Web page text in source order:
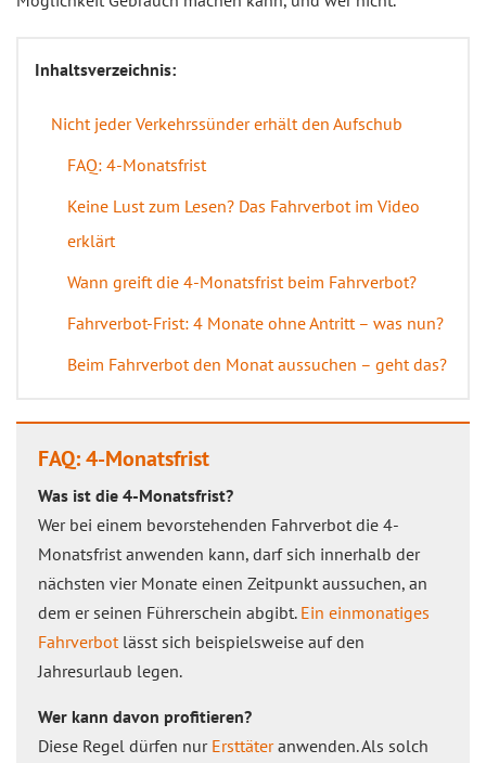
Inhaltsverzeichnis:
Nicht jeder Verkehrssünder erhält den Aufschub
FAQ: 4-Monatsfrist
Keine Lust zum Lesen? Das Fahrverbot im Video
erklärt
Wann greift die 4-Monatsfrist beim Fahrverbot?
Fahrverbot-Frist: 4 Monate ohne Antritt – was nun?
Beim Fahrverbot den Monat aussuchen – geht das?
FAQ: 4-Monatsfrist
Was ist die 4-Monatsfrist?
Wer bei einem bevorstehenden Fahrverbot die 4-
Monatsfrist anwenden kann, darf sich innerhalb der
nächsten vier Monate einen Zeitpunkt aussuchen, an
dem er seinen Führerschein abgibt. Ein einmonatiges
Fahrverbotlässt sich beispielsweise auf den
Jahresurlaub legen.
Wer kann davon profitieren?
Diese Regel dürfen nur Ersttäteranwenden. Als solch